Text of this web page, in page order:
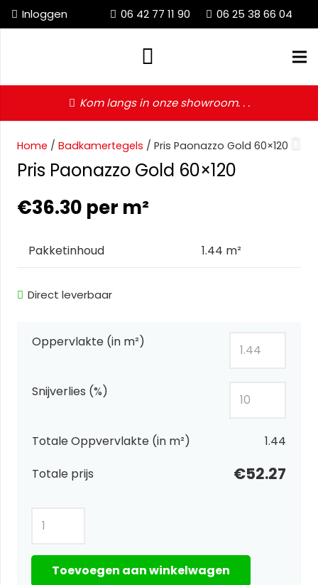
Inloggen 06 42 77 11 90 06 25 38 66 04
Kom langs in onze showroom. . .
Home / Badkamertegels / Pris Paonazzo Gold 60×120
Pris Paonazzo Gold 60×120
€36.30 per m²
Pakketinhoud 1.44 m²
Direct leverbaar
Oppervlakte (in m²)
Snijverlies (%)
Totale Oppvervlakte (in m²)
1.44
Totale prijs
€52.27
Gold
60x120Toevoegen aan winkelwagen